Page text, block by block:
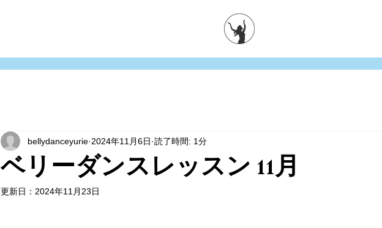
ベリーダンスレッスン 11月
bellydanceyurie 2024年11月6日 読了時間: 1分
更新日： 2024年11月23日